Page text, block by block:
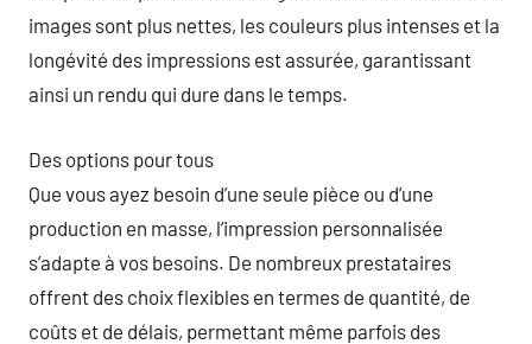
images sont plus nettes, les couleurs plus intenses et la
longévité des impressions est assurée, garantissant
ainsi un rendu qui dure dans le temps.
Des options pour tous
Que vous ayez besoin d’une seule pièce ou d’une
production en masse, l’impression personnalisée
s’adapte à vos besoins. De nombreux prestataires
offrent des choix flexibles en termes de quantité, de
coûts et de délais, permettant même parfois des